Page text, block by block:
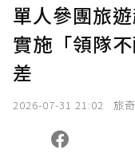
您當前剩餘 U
單人參團旅
實施「領隊
差
2026-07-31 21:02 旅